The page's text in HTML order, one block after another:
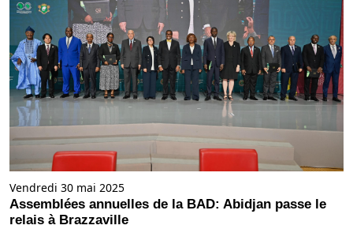
Vendredi 30 mai 2025
Assemblées annuelles de la BAD: Abidjan passe le
relais à Brazzaville